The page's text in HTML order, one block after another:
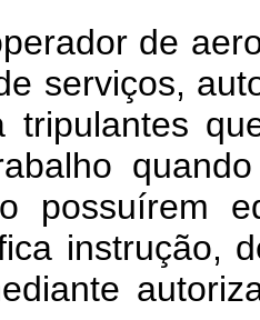
de
serviços,
tripulantes
possuírem
instrução,